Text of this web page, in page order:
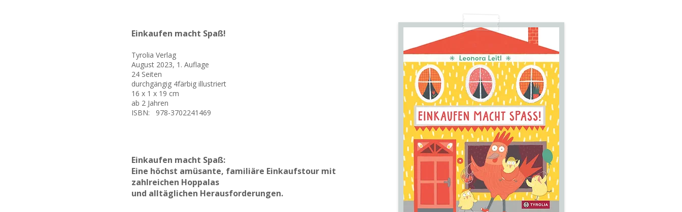
Einkaufen macht Spaß!
Tyrolia Verlag
August 2023, 1. Auflage
24 Seiten
durchgängig 4färbig illustriert
16 x 1 x 19 cm
ab 2 Jahren
ISBN: ‎ ‎ 978-3702241469
Einkaufen macht Spaß:
Eine höchst amüsante, familiäre Einkaufstour mit
zahlreichen Hoppalas
und alltäglichen Herausforderungen.